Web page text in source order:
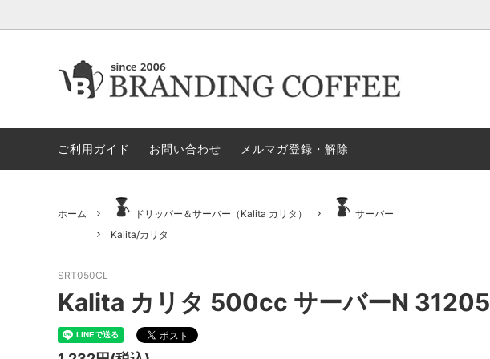
ロースター
電動ミル ペーパーフィルター
モカ＝マキネッタ 保存
タ）
ドリッパー＆サーバー（HARIO ハ
セット商品 ハリオ新商品
GLOCAL STANDARD PRODUCTS GSPNEW
KONO/コーノ
ご利用ガイド お問い合わせ メルマガ登録・解除
ホーム ドリッパー＆サーバー（Kalita カリタ）
サーバー
Kalita/カリタ
SRT050CL
Kalita カリタ 500cc サーバーN 31205